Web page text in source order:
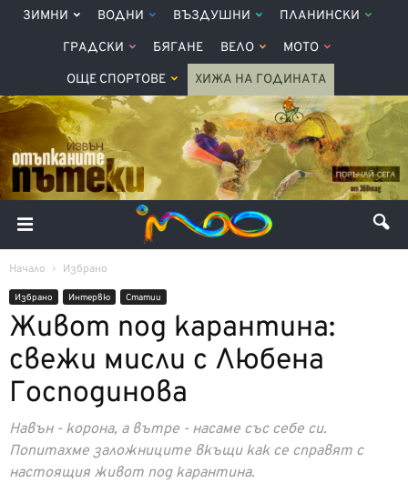
ЗИМНИ ВОДНИ ВЪЗДУШНИ ПЛАНИНСКИ
ГРАДСКИ БЯГАНЕ ВЕЛО МОТО
ОЩЕ СПОРТОВЕ ХИЖА НА ГОДИНАТА
Начало Избрано
Избрано Интервю Статии
Живот под карантина:
свежи мисли с Любена
Господинова
Навън - корона, а вътре - насаме със себе си.
Попитахме заложниците вкъщи как се справят с
настоящия живот под карантина.